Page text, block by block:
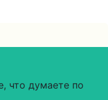
что думаете по